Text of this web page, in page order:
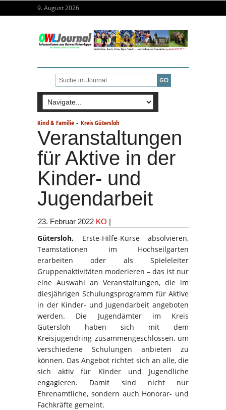
9. August 2026
Kind & Familie - Kreis Gütersloh
Veranstaltungen
für Aktive in der
Kinder- und
Jugendarbeit
23. Februar 2022 KO |
Gütersloh. Erste-Hilfe-Kurse absolvieren,
Teamstationen im Hochseilgarten
erarbeiten oder als Spieleleiter
Gruppenaktivitäten moderieren – das ist nur
eine Auswahl an Veranstaltungen, die im
diesjährigen Schulungsprogramm für Aktive
in der Kinder- und Jugendarbeit angeboten
werden. Die Jugendämter im Kreis
Gütersloh haben sich mit dem
Kreisjugendring zusammengeschlossen, um
verschiedene Schulungen anbieten zu
können. Das Angebot richtet sich an alle, die
sich aktiv für Kinder und Jugendliche
engagieren. Damit sind nicht nur
Ehrenamtliche, sondern auch Honorar- und
Fachkräfte gemeint.